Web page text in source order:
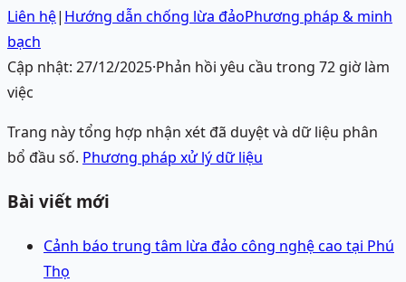
Liên hệ| Hướng dẫn chống lừa đảoPhương pháp & minh
bạch
Cập nhật: 27/12/2025·Phản hồi yêu cầu trong 72 giờ làm
việc
Trang này tổng hợp nhận xét đã duyệt và dữ liệu phân
bổ đầu số. Phương pháp xử lý dữ liệu
Bài viết mới
Cảnh báo trung tâm lừa đảo công nghệ cao tại Phú
Thọ